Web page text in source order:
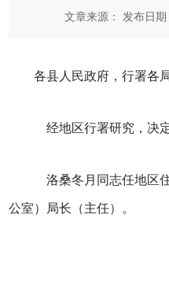
文章来源： 发布日期
各县人民政府，行署各
经地区行署研究，决定
洛桑冬月同志任地区
公室）局长（主任）。